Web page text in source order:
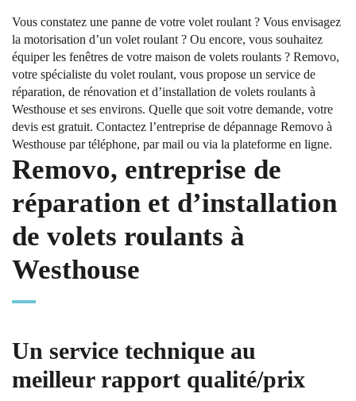
Vous constatez une panne de votre volet roulant ? Vous envisagez
la motorisation d’un volet roulant ? Ou encore, vous souhaitez
équiper les fenêtres de votre maison de volets roulants ? Removo,
votre spécialiste du volet roulant, vous propose un service de
réparation, de rénovation et d’installation de volets roulants à
Westhouse et ses environs. Quelle que soit votre demande, votre
devis est gratuit. Contactez l’entreprise de dépannage Removo à
Westhouse par téléphone, par mail ou via la plateforme en ligne.
Removo, entreprise de
réparation et d’installation
de volets roulants à
Westhouse
Un service technique au
meilleur rapport qualité/prix